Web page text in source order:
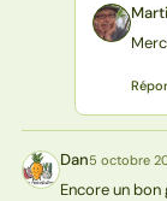
MP
D Dan5 octobre
Encore un